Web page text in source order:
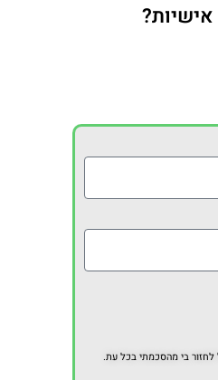
בי מהסכמתי בכל עת.